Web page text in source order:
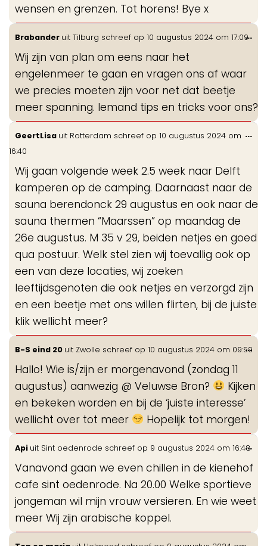
wensen en grenzen. Tot horens! Bye x
Brabander uit Tilburg schreef op 10 augustus 2024 om 17:09
Wij zijn van plan om eens naar het
engelenmeer te gaan en vragen ons af waar
we precies moeten zijn voor net dat beetje
meer spanning. Iemand tips en tricks voor ons?
...
GeertLisa uit Rotterdam schreef op 10 augustus 2024 om
16:40
Wij gaan volgende week 2.5 week naar Delft
kamperen op de camping. Daarnaast naar de
sauna berendonck 29 augustus en ook naar de
sauna thermen “Maarssen” op maandag de
26e augustus. M 35 v 29, beiden netjes en goed
qua postuur. Welk stel zien wij toevallig ook op
een van deze locaties, wij zoeken
leeftijdsgenoten die ook netjes en verzorgd zijn
en een beetje met ons willen flirten, bij de juiste
klik wellicht meer?
...
B-S eind 20 uit Zwolle schreef op 10 augustus 2024 om 09:59
Hallo! Wie is/zijn er morgenavond (zondag 11
augustus) aanwezig @ Veluwse Bron?
Kijken
en bekeken worden en bij de ‘juiste interesse’
wellicht over tot meer
Hopelijk tot morgen!
...
Api uit Sint oedenrode schreef op 9 augustus 2024 om 16:48
Vanavond gaan we even chillen in de kienehof
cafe sint oedenrode. Na 20.00 Welke sportieve
jongeman wil mijn vrouw versieren. En wie weet
meer Wij zijn arabische koppel.
...